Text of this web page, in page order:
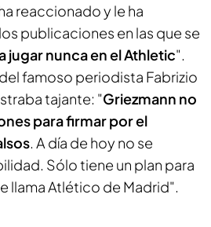
reaccionado y le ha
publicaciones en las que se
jugar nunca en el Athletic".
famoso periodista Fabrizio
tajante: "Griezmann no
para firmar por el
. A día de hoy no se
Sólo tiene un plan para
llama Atlético de Madrid".